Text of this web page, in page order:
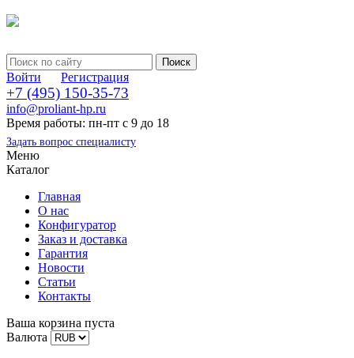
Войти Регистрация
+7 (495) 150-35-73
info@proliant-hp.ru
Время работы: пн-пт с 9 до 18
Задать вопрос специалисту
Меню
Каталог
Главная
О нас
Конфигуратор
Заказ и доставка
Гарантия
Новости
Статьи
Контакты
Ваша корзина пуста
Валюта